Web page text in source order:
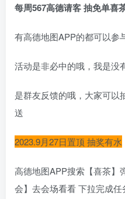
每周567高德请客 抽免单喜
有高德地图APP的都可以参
活动是非必中的哦，我是没
是群友反馈的哦，大家可以
送
2023.9月27日置顶 抽奖有水
高德地图APP搜索【喜茶】
会】去会场看看 下拉完成任